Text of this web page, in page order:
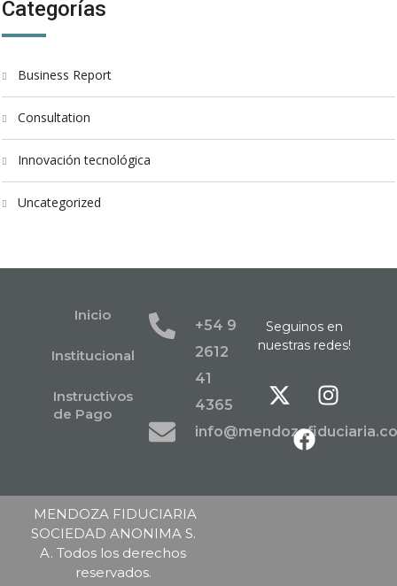
Categorías
Business Report
Consultation
Innovación tecnológica
Uncategorized
Inicio
Institucional
Instructivos
de Pago
+54 9
2612
41
4365
Seguinos en
nuestras redes!
MENDOZA FIDUCIARIA
SOCIEDAD ANONIMA S.
A. Todos los derechos
reservados.